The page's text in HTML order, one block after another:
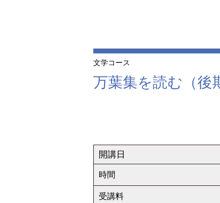
文学コース
万葉集を読む（
開講日
時間
受講料